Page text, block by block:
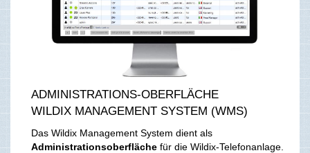
ADMINISTRATIONS-OBERFLÄCHE
WILDIX MANAGEMENT SYSTEM (WMS)
Das Wildix Management System dient als
Administrationsoberfläche für die Wildix-Telefonanlage.